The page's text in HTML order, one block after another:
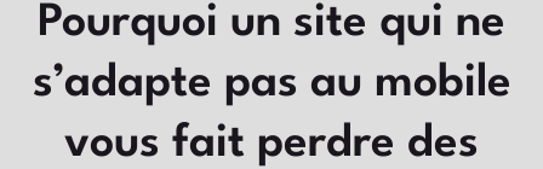
Pourquoi un site qui ne
s’adapte pas au mobile
vous fait perdre des